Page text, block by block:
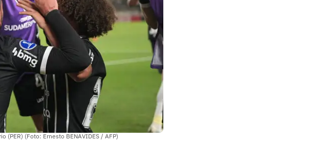
(PER) (Foto: Ernesto BENAVIDES / AFP)